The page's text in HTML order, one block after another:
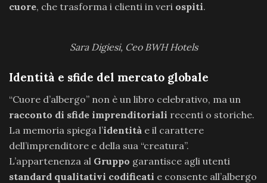
cuore, che trasforma i clienti in veri ospiti.
Sara Digiesi, Ceo BWH Hotels
Identità e sfide del mercato globale
“Cuore d’albergo” non è un libro celebrativo, ma un
racconto di sfide imprenditoriali recenti o storiche.
La memoria spiega l’identità e il carattere
dell’imprenditore e della sua “creatura”.
L’appartenenza al Gruppo garantisce agli utenti
standard qualitativi codificati e consente all’albergo